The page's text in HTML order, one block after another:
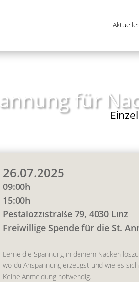
für
26.07.2025
09:00h
15:00h
Pestalozzistraße 79, 4030 Linz
Freiwillige Spende für die St.
Lerne die Spannung in deinem Nacken
wo du Anspannung erzeugst und wie es
Keine Anmeldung notwendig.